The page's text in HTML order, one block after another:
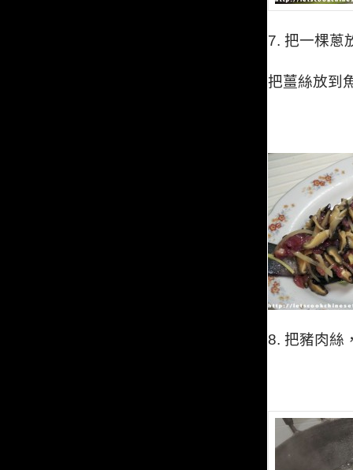
7. 把一棵蔥
把薑絲放到
8. 把豬肉絲